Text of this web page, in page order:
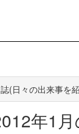
(日々の出来事を
年1